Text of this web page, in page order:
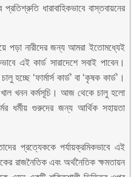
ধারাবাহিকভাবে বাস্তবায়নের
পড়া নারীদের জন্য আমরা ইতোমধ্যেই
এই কার্ড সারাদেশে সবাই পাবেন।
‘ফার্মার্স কার্ড’ বা ‘কৃষক কার্ড’।
খাল খনন কর্মসূচি। আজ থেকে চালু হলো
ধর্মীয় গুরুদের জন্য আর্থিক সহায়তা
প্রত্যেককে পর্যায়ক্রমিকভাবে এই
রাজনৈতিক এবং অর্থনৈতিক ক্ষমতায়ন